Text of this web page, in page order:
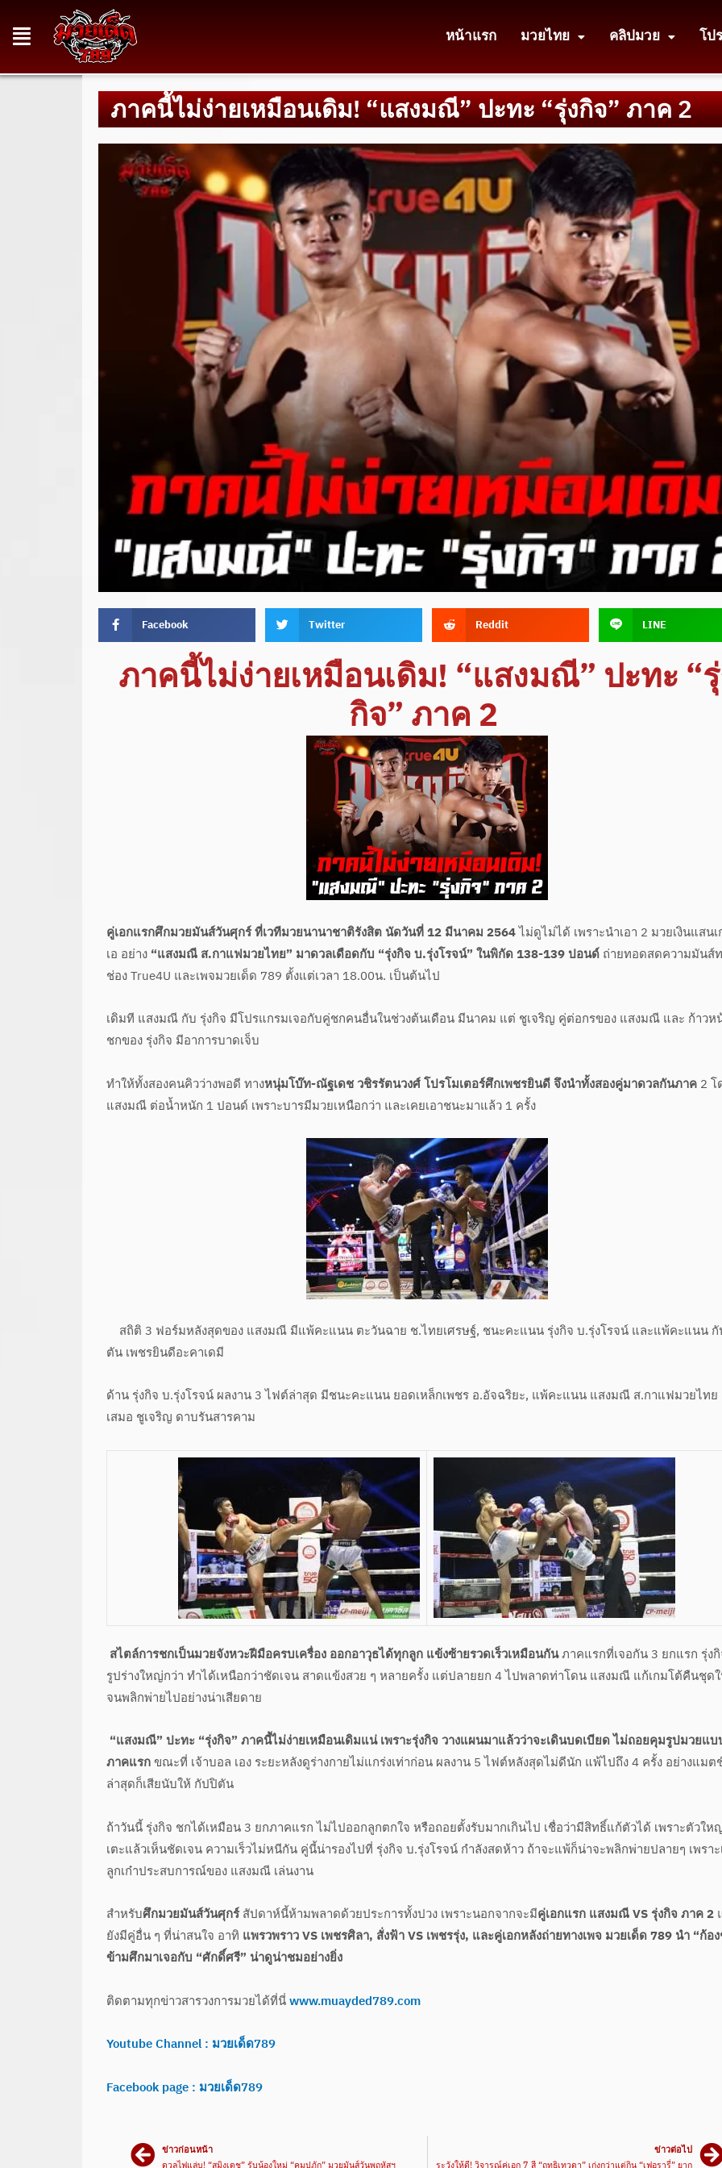
หน้าแรก มวยไทย คลิปมวย โป
ภาคนี้ไม่ง่ายเหมือนเดิม! “แสงมณี” ปะทะ “รุ่งกิจ” ภาค 2
Facebook Twitter Reddit LINE
ภาคนี้ไม่ง่ายเหมือนเดิม! “แสงมณี” ปะทะ “
กิจ” ภาค 2
คู่เอกแรกศึกมวยมันส์วันศุกร์ ที่เวทีมวยนานาชาติรังสิต นัดวันที่ 12 มีนาคม 2564ไม่ดูไม่ได้ เพราะนำเอา 2 มวยเงินแสน
เอ อย่าง “แสงมณี ส.กาแฟมวยไทย” มาดวลเดือดกับ “รุ่งกิจ บ.รุ่งโรจน์” ในพิกัด 138-139 ปอนด์ ถ่ายทอดสดความมันส์
ช่อง True4U และเพจมวยเด็ด 789 ตั้งแต่เวลา 18.00น. เป็นต้นไป
เดิมที แสงมณี กับ รุ่งกิจ มีโปรแกรมเจอกับคู่ชกคนอื่นในช่วงต้นเดือน มีนาคม แต่ ชูเจริญ คู่ต่อกรของ แสงมณี และ ก้าวห
ชกของ รุ่งกิจ มีอาการบาดเจ็บ
ทำให้ทั้งสองคนคิวว่างพอดี ทางหนุ่มโบ๊ท-ณัฐเดช วชิรรัตนวงศ์ โปรโมเตอร์ศึกเพชรยินดี จึงนำทั้งสองคู่มาดวลกันภาค 2
แสงมณี ต่อน้ำหนัก 1 ปอนด์ เพราะบารมีมวยเหนือกว่า และเคยเอาชนะมาแล้ว 1 ครั้ง
สถิติ 3 ฟอร์มหลังสุดของ แสงมณี มีแพ้คะแนน ตะวันฉาย ช.ไทยเศรษฐ์, ชนะคะแนน รุ่งกิจ บ.รุ่งโรจน์ และแพ้คะแนน
ตัน เพชรยินดีอะคาเดมี
ด้าน รุ่งกิจ บ.รุ่งโรจน์ ผลงาน 3 ไฟต์ล่าสุด มีชนะคะแนน ยอดเหล็กเพชร อ.อัจฉริยะ, แพ้คะแนน แสงมณี ส.กาแฟมวยไทย
เสมอ ชูเจริญ ดาบรันสารคาม
สไตล์การชกเป็นมวยจังหวะฝีมือครบเครื่อง ออกอาวุธได้ทุกลูก แข้งซ้ายรวดเร็วเหมือนกันภาคแรกที่เจอกัน 3 ยกแรก รุ่ง
รูปร่างใหญ่กว่า ทำได้เหนือกว่าชัดเจน สาดแข้งสวย ๆ หลายครั้ง แต่ปลายยก 4 ไปพลาดท่าโดน แสงมณี แก้เกมโต้คืนชุด
จนพลิกพ่ายไปอย่างน่าเสียดาย
“แสงมณี” ปะทะ “รุ่งกิจ” ภาคนี้ไม่ง่ายเหมือนเดิมแน่ เพราะรุ่งกิจ วางแผนมาแล้วว่าจะเดินบดเบียด ไม่ถอยคุมรูปมวยแบ
ภาคแรกขณะที่ เจ้าบอล เอง ระยะหลังดูร่างกายไม่แกร่งเท่าก่อน ผลงาน 5 ไฟต์หลังสุดไม่ดีนัก แพ้ไปถึง 4 ครั้ง อย่างแมต
ล่าสุดก็เสียนับให้ กัปปิตัน
ถ้าวันนี้ รุ่งกิจ ชกได้เหมือน 3 ยกภาคแรก ไม่ไปออกลูกตกใจ หรือถอยตั้งรับมากเกินไป เชื่อว่ามีสิทธิ์แก้ตัวได้ เพราะตัวให
เตะแล้วเห็นชัดเจน ความเร็วไม่หนีกัน คู่นี้น่ารองไปที่ รุ่งกิจ บ.รุ่งโรจน์ กำลังสดห้าว ถ้าจะแพ้ก็น่าจะพลิกพ่ายปลายๆ เพราะ
ลูกเก๋าประสบการณ์ของ แสงมณี เล่นงาน
สำหรับศึกมวยมันส์วันศุกร์สัปดาห์นี้ห้ามพลาดด้วยประการทั้งปวง เพราะนอกจากจะมีคู่เอกแรก แสงมณี VS รุ่งกิจ ภาค 2
ยังมีคู่อื่น ๆ ที่น่าสนใจ อาทิ แพรวพราว VS เพชรศิลา, สั่งฟ้า VS เพชรรุ่ง, และคู่เอกหลังถ่ายทางเพจ มวยเด็ด 789 นำ “ก้อ
ข้ามศึกมาเจอกับ “ศักดิ์ศรี” น่าดูน่าชมอย่างยิ่ง
ติดตามทุกข่าวสารวงการมวยได้ที่นี่www.muayded789.com
Youtube Channel : มวยเด็ด789
Facebook page : มวยเด็ด789
ข่าวก่อนหน้า
ข่าวต่อไป